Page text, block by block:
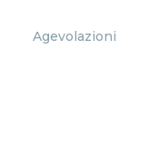
Agevolazioni